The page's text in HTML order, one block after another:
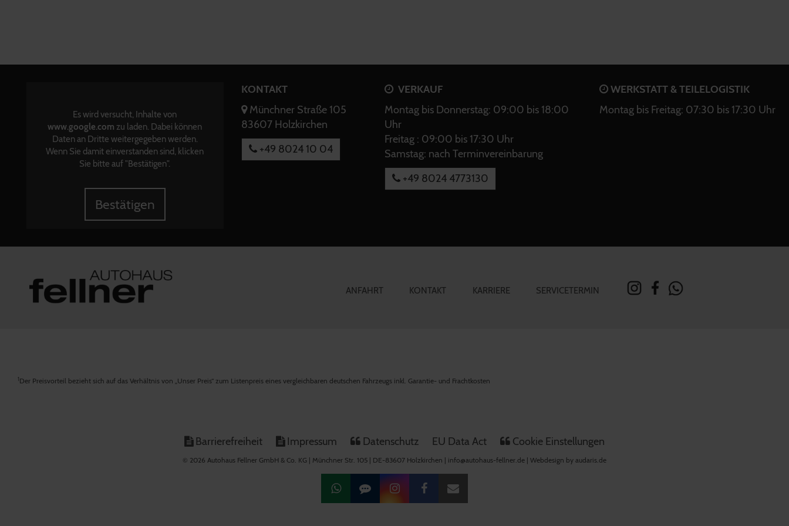
Es wird versucht, Inhalte von
www.google.com zu laden. Dabei können
Daten an Dritte weitergegeben werden.
Wenn Sie damit einverstanden sind, klicken
Sie bitte auf "Bestätigen".
Bestätigen
KONTAKT
Münchner Straße 105
83607 Holzkirchen
+49 8024 10 04
VERKAUF
Montag bis Donnerstag: 09:00 bis 18:00
Uhr
Freitag : 09:00 bis 17:30 Uhr
Samstag: nach Terminvereinbarung
+49 8024 4773130
WERKSTATT & TEILELOGISTIK
Montag bis Freitag: 07:30 bis 17:30 Uhr
ANFAHRT KONTAKT KARRIERE SERVICETERMIN
1Der Preisvorteil bezieht sich auf das Verhältnis von „Unser Preis“ zum Listenpreis eines vergleichbaren deutschen Fahrzeugs inkl. Garantie- und Frachtkosten
Barrierefreiheit Impressum Datenschutz EU Data Act Cookie Einstellungen
© 2026 Autohaus Fellner GmbH & Co. KG | Münchner Str. 105 | DE-83607 Holzkirchen | info@autohaus-fellner.de | Webdesign by audaris.de